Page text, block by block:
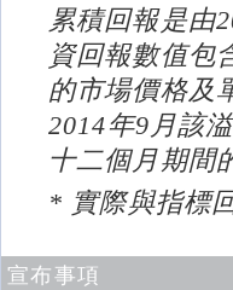
累積回報是由
資回報數值包
的市場價格及
2014年9月該
十二個月期間
* 實際與指標
宣布事項